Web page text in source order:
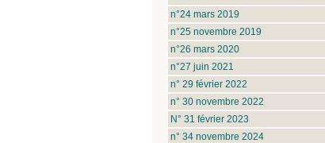
n°24 mars 2019
n°25 novembre 2019
n°26 mars 2020
n°27 juin 2021
n° 29 février 2022
n° 30 novembre 2022
N° 31 février 2023
n° 34 novembre 2024